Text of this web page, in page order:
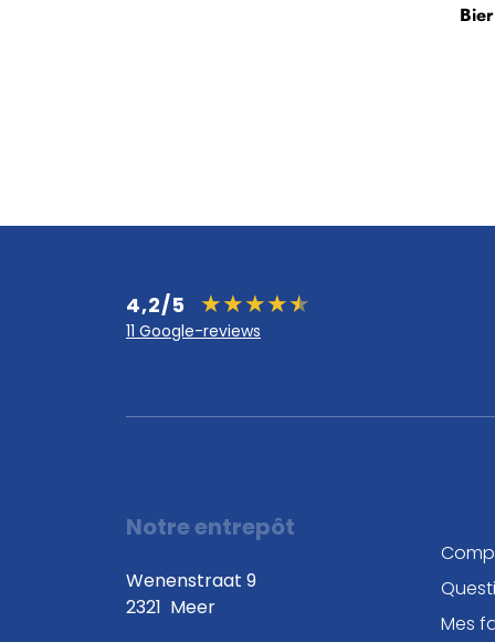
4,2/5
11 Google-reviews
Notre entrepôt
Wenenstraat 9
2321 Meer
Mes